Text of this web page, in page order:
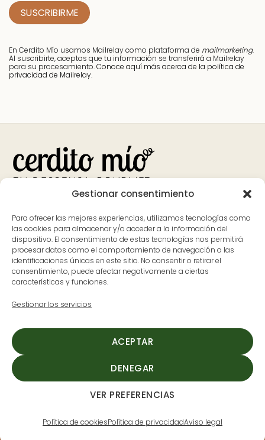
Gestionar consentimiento
Para ofrecer las mejores experiencias, utilizamos tecnologías como
las cookies para almacenar y/o acceder a la información del
dispositivo. El consentimiento de estas tecnologías nos permitirá
procesar datos como el comportamiento de navegación o las
identificaciones únicas en este sitio. No consentir o retirar el
consentimiento, puede afectar negativamente a ciertas
características y funciones.
Gestionar los servicios
ACEPTAR
DENEGAR
VER PREFERENCIAS
Política de cookiesPolítica de privacidadAviso legal
En Cerdito Mío usamos Mailrelay como plataforma de mailmarketing.
Al suscribirte, aceptas que tu información se transferirá a Mailrelay
para su procesamiento.Conoce aquí más acerca de la política de
privacidad de Mailrelay.
Transfer
Pay
Pay
PayPal
Contacto
626 597 700
ladespensa@cerditomio.es
Dónde estamos
Avenida Pureza Canelo, 59, en
20:00
S: 9:30 a 14:00
Cerdito mío©2026
de compra